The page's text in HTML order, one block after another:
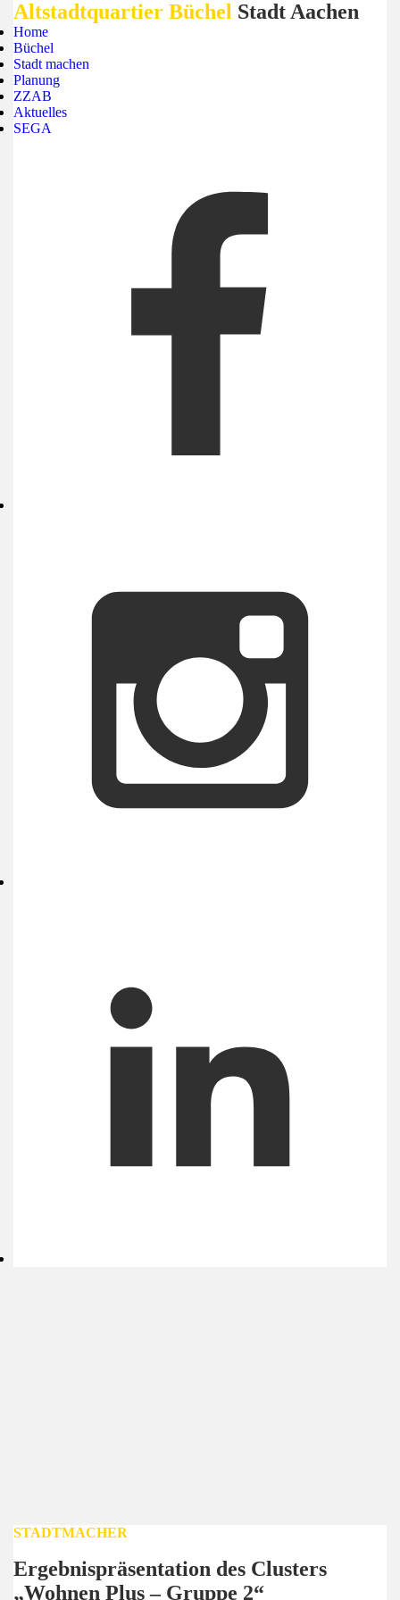
Altstadtquartier Büchel Stadt Aachen
Home
Büchel
Stadt machen
Planung
ZZAB
Aktuelles
SEGA
STADTMACHER
Ergebnispräsentation des Clusters
„Wohnen Plus – Gruppe 2“